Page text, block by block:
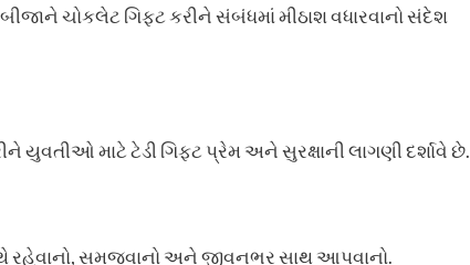
ચોકલેટ ગિફ્ટ કરીને સંબંધમાં મીઠાશ વધારવાનો સંદેશ
યુવતીઓ માટે ટેડી ગિફ્ટ પ્રેમ અને સુરક્ષાની લાગણી દર્શાવે છે.
સમજવાનો અને જીવનભર સાથ આપવાનો.